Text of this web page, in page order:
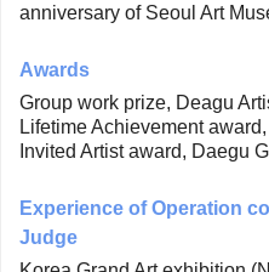
anniversary of Seoul Art
Awards
Group work prize, Deagu
Lifetime Achievement
Invited Artist award, Daegu
Experience of Operation
Judge